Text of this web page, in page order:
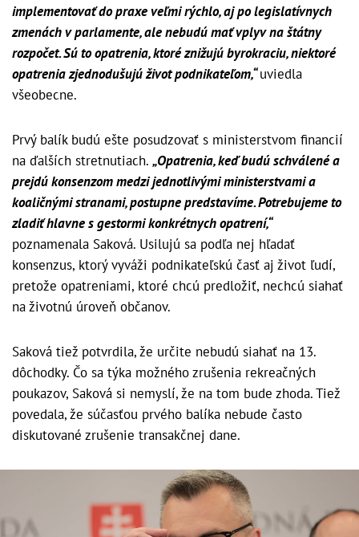
implementovať do praxe veľmi rýchlo, aj po legislatívnych
zmenách v parlamente, ale nebudú mať vplyv na štátny
rozpočet. Sú to opatrenia, ktoré znižujú byrokraciu, niektoré
opatrenia zjednodušujú život podnikateľom,“uviedla
všeobecne.
Prvý balík budú ešte posudzovať s ministerstvom financií
na ďalších stretnutiach. „Opatrenia, keď budú schválené a
prejdú konsenzom medzi jednotlivými ministerstvami a
koaličnými stranami, postupne predstavíme. Potrebujeme to
zladiť hlavne s gestormi konkrétnych opatrení,“
poznamenala Saková. Usilujú sa podľa nej hľadať
konsenzus, ktorý vyváži podnikateľskú časť aj život ľudí,
pretože opatreniami, ktoré chcú predložiť, nechcú siahať
na životnú úroveň občanov.
Saková tiež potvrdila, že určite nebudú siahať na 13.
dôchodky. Čo sa týka možného zrušenia rekreačných
poukazov, Saková si nemyslí, že na tom bude zhoda. Tiež
povedala, že súčasťou prvého balíka nebude často
diskutované zrušenie transakčnej dane.